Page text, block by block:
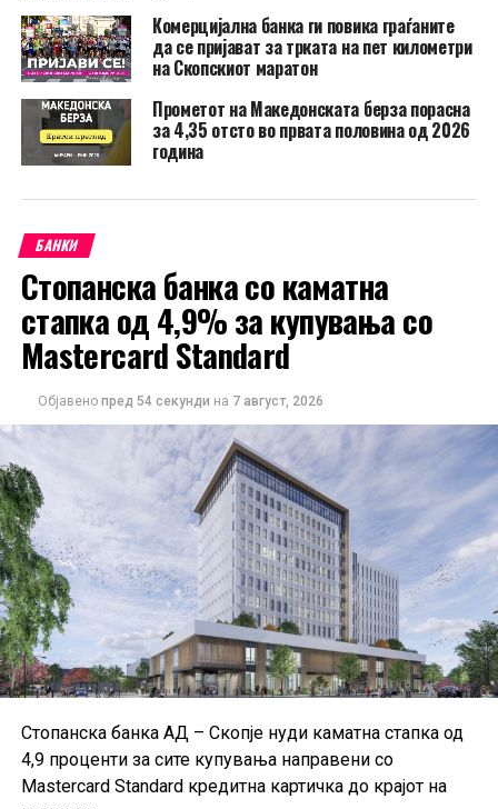
Комерцијална банка ги повика граѓаните
да се пријават за трката на пет километри
на Скопскиот маратон
Прометот на Македонската берза порасна
за 4,35 отсто во првата половина од 2026
година
БАНКИ
Стопанска банка со каматна
стапка од 4,9% за купувања со
Mastercard Standard
Објавено пред 54 секунди на 7 август, 2026
Стопанска банка АД – Скопје нуди каматна стапка од
4,9 проценти за сите купувања направени со
Mastercard Standard кредитна картичка до крајот на